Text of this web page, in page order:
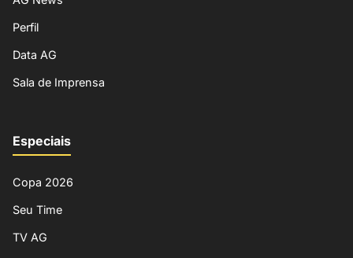
Perfil
Data AG
Sala de Imprensa
Especiais
Copa 2026
Seu Time
TV AG